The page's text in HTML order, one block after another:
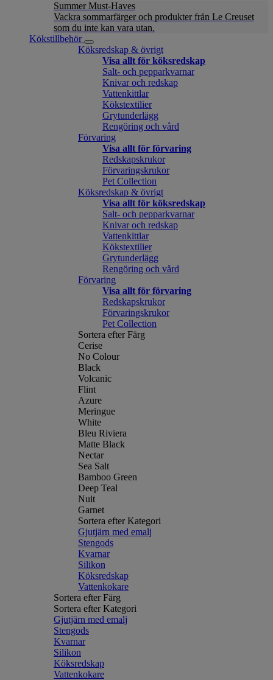
Summer Must-Haves
Vackra sommarfärger och produkter från Le Creuset
som du inte kan vara utan.
Kökstillbehör
Köksredskap & övrigt
Visa allt för köksredskap
Salt- och pepparkvarnar
Knivar och redskap
Vattenkittlar
Kökstextilier
Grytunderlägg
Rengöring och vård
Förvaring
Visa allt för förvaring
Redskapskrukor
Förvaringskrukor
Pet Collection
Köksredskap & övrigt
Visa allt för köksredskap
Salt- och pepparkvarnar
Knivar och redskap
Vattenkittlar
Kökstextilier
Grytunderlägg
Rengöring och vård
Förvaring
Visa allt för förvaring
Redskapskrukor
Förvaringskrukor
Pet Collection
Sortera efter Färg
Cerise
No Colour
Black
Volcanic
Flint
Azure
Meringue
White
Bleu Riviera
Matte Black
Nectar
Sea Salt
Bamboo Green
Deep Teal
Nuit
Garnet
Sortera efter Kategori
Gjutjärn med emalj
Stengods
Kvarnar
Silikon
Köksredskap
Vattenkokare
Sortera efter Färg
Sortera efter Kategori
Gjutjärn med emalj
Stengods
Kvarnar
Silikon
Köksredskap
Vattenkokare